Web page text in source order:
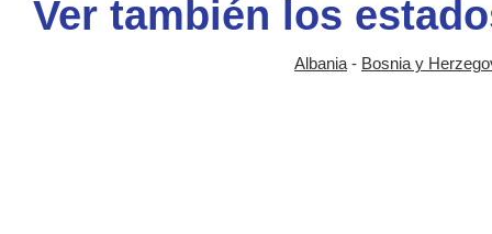
Ver también los
Albania - Bosnia y